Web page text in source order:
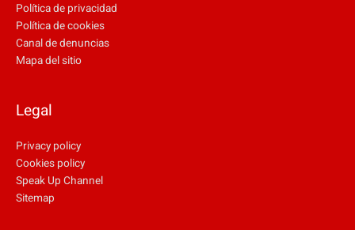
Política de privacidad
Política de cookies
Canal de denuncias
Mapa del sitio
Legal
Privacy policy
Cookies policy
Speak Up Channel
Sitemap